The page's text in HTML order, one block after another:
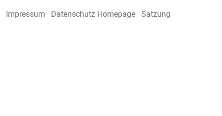
Impressum Datenschutz Homepage Satzung